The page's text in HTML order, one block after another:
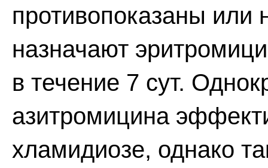
противопоказаны или
назначают
в течение 7 сут.
азитромицина
хламидиозе, однако